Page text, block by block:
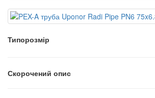
Типорозмір
Скорочений опис